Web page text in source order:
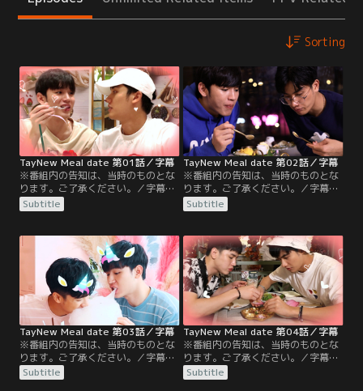
Sorting
TayNew Meal date 第01話／字幕
※番組内の告知は、当時のものとな
ります。ご了承ください。／字幕／
第1話／テーとニューが待ち合わせ
て向かったのは、バンコクのとある
ド、餃子、スイーツなど、様々な国
の料理をこれでもかと食べつくす！
Subtitle
TayNew Meal date 第02話／字幕
※番組内の告知は、当時のものとな
ります。ご了承ください。／字幕／
第2話／今回は夜の街でグルメを探
索。メインに続いて、スイーツ店も
食事の合間には、仲良しの俳優陣と
のエピソードも披露される。
Subtitle
TayNew Meal date 第03話／字幕
※番組内の告知は、当時のものとな
ります。ご了承ください。／字幕／
第3話／今回はSNS映えするスイー
ツを求めて、カフェ巡りをする2
Subtitle
TayNew Meal date 第04話／字幕
※番組内の告知は、当時のものとな
ります。ご了承ください。／字幕／
第4話／テーとニューは、花を使っ
た料理が特徴のカフェやレストラン
Subtitle